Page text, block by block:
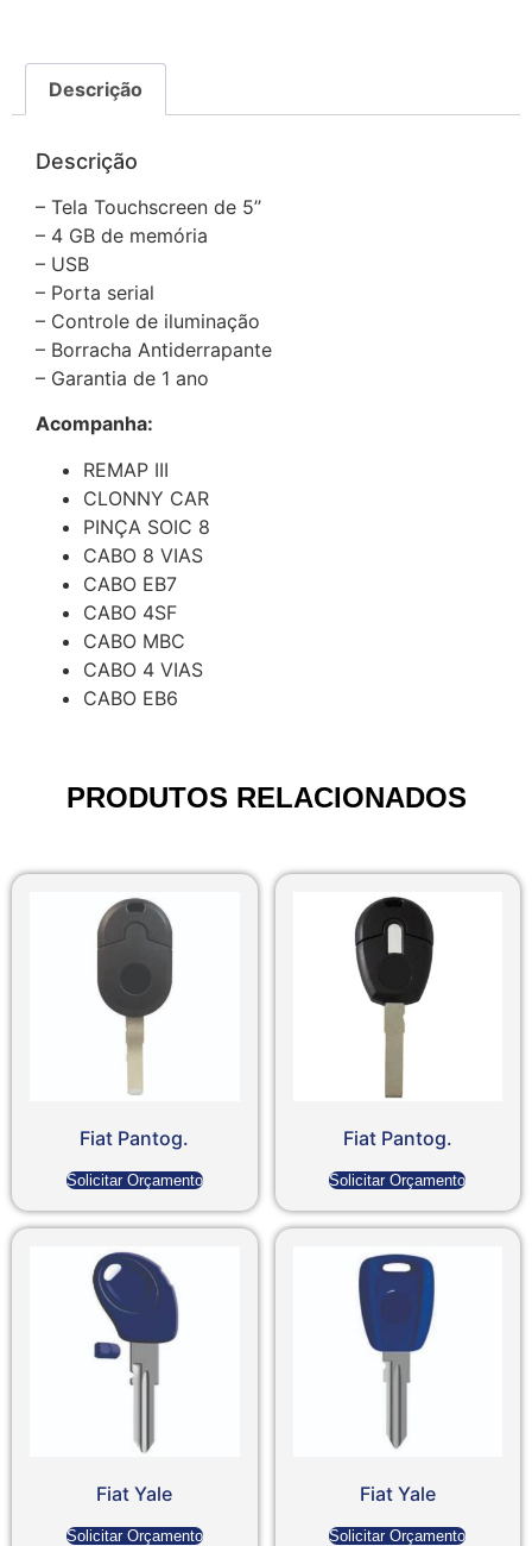
Descrição
Descrição
– Tela Touchscreen de 5’’
– 4 GB de memória
– USB
– Porta serial
– Controle de iluminação
– Borracha Antiderrapante
– Garantia de 1 ano
Acompanha:
REMAP III
CLONNY CAR
PINÇA SOIC 8
CABO 8 VIAS
CABO EB7
CABO 4SF
CABO MBC
CABO 4 VIAS
CABO EB6
PRODUTOS RELACIONADOS
Fiat Pantog.
Solicitar Orçamento
Fiat Pantog.
Solicitar Orçamento
Fiat Yale
Solicitar Orçamento
Fiat Yale
Solicitar Orçamento